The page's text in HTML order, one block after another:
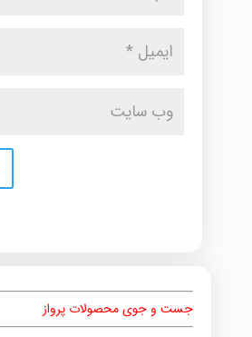
جست و جوی محصولات پرواز